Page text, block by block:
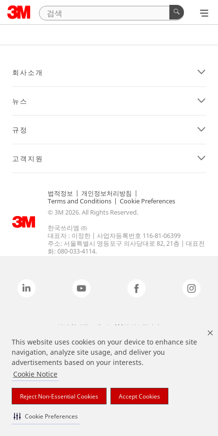
This website uses cookies on your device to enhance site
navigation, analyze site usage, and deliver you
advertisements based on your interests.
Cookie Notice
Reject Non-Essential Cookies Accept Cookies
Cookie Preferences
회사소개
뉴스
규정
고객지원
법적정보 | 개인정보처리방침 |
Terms and Conditions | Cookie Preferences
© 3M 2026. All Rights Reserved.
한국쓰리엠 ㈜
대표자 : 이정한 | 사업자등록번호 116-81-06399
주소: 서울특별시 영등포구 의사당대로 82, 21층 | 대표전
화: 080-033-4114.
상기 열거된 브랜드는 3M의 상표입니다.